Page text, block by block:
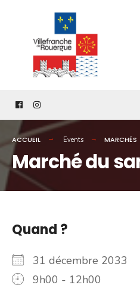
content
ACCUEIL Events MARCHÉS
Marché du
Quand ?
31 décembre 2033
9h00 - 12h00